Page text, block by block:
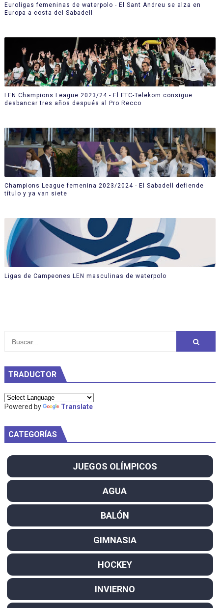
Euroligas femeninas de waterpolo - El Sant Andreu se alza en
Europa a costa del Sabadell
LEN Champions League 2023/24 - El FTC-Telekom consigue
desbancar tres años después al Pro Recco
Champions League femenina 2023/2024 - El Sabadell defiende
título y ya van siete
Ligas de Campeones LEN masculinas de waterpolo
TRADUCTOR
Powered by Translate
CATEGORÍAS
JUEGOS OLÍMPICOS
AGUA
BALÓN
GIMNASIA
HOCKEY
INVIERNO